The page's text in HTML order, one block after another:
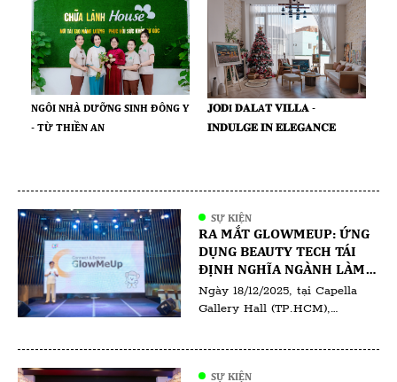
NGÔI NHÀ DƯỠNG SINH ĐÔNG Y
- TỪ THIỀN AN
𝐉𝐎𝐃I 𝐃𝐀𝐋A𝐓 𝐕𝐈𝐋𝐋𝐀 -
𝐈𝐍𝐃𝐔𝐋𝐆𝐄 𝐈𝐍 𝐄𝐋𝐄𝐆𝐀𝐍𝐂𝐄
SỰ KIỆN
RA MẮT GLOWMEUP: ỨNG
DỤNG BEAUTY TECH TÁI
ĐỊNH NGHĨA NGÀNH LÀM
ĐẸP TẠI VIỆT NAM
Ngày 18/12/2025, tại Capella
Gallery Hall (TP.HCM),
SỰ KIỆN